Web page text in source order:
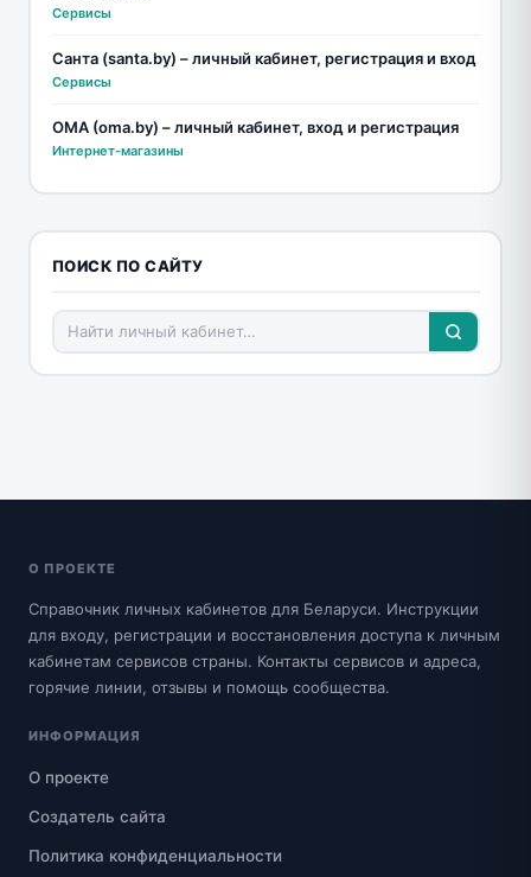
Сервисы
Санта (santa.by) – личный кабинет, регистрация и вход
Сервисы
ОМА (oma.by) – личный кабинет, вход и регистрация
Интернет-магазины
ПОИСК ПО САЙТУ
О ПРОЕКТЕ
Справочник личных кабинетов для Беларуси. Инструкции
для входу, регистрации и восстановления доступа к личным
кабинетам сервисов страны. Контакты сервисов и адреса,
горячие линии, отзывы и помощь сообщества.
ИНФОРМАЦИЯ
О проекте
Создатель сайта
Политика конфиденциальности